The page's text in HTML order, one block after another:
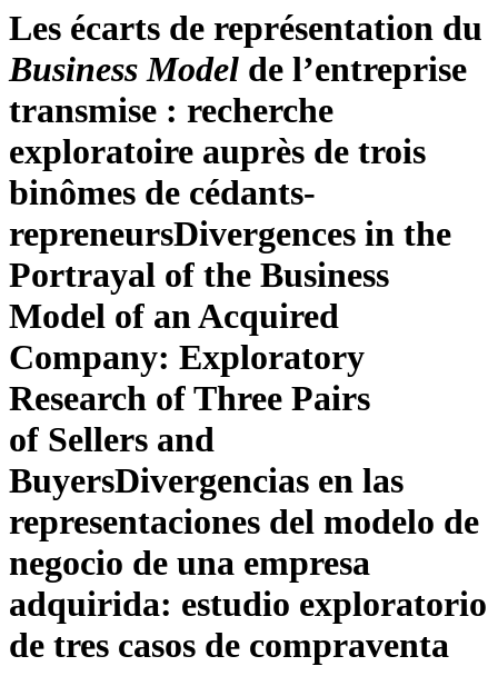
Les écarts de représentation du
Business Model de l’entreprise
transmise : recherche
exploratoire auprès de trois
binômes de cédants-
repreneursDivergences in the
Portrayal of the Business
Model of an Acquired
Company: Exploratory
Research of Three Pairs
of Sellers and
BuyersDivergencias en las
representaciones del modelo de
negocio de una empresa
adquirida: estudio exploratorio
de tres casos de compraventa